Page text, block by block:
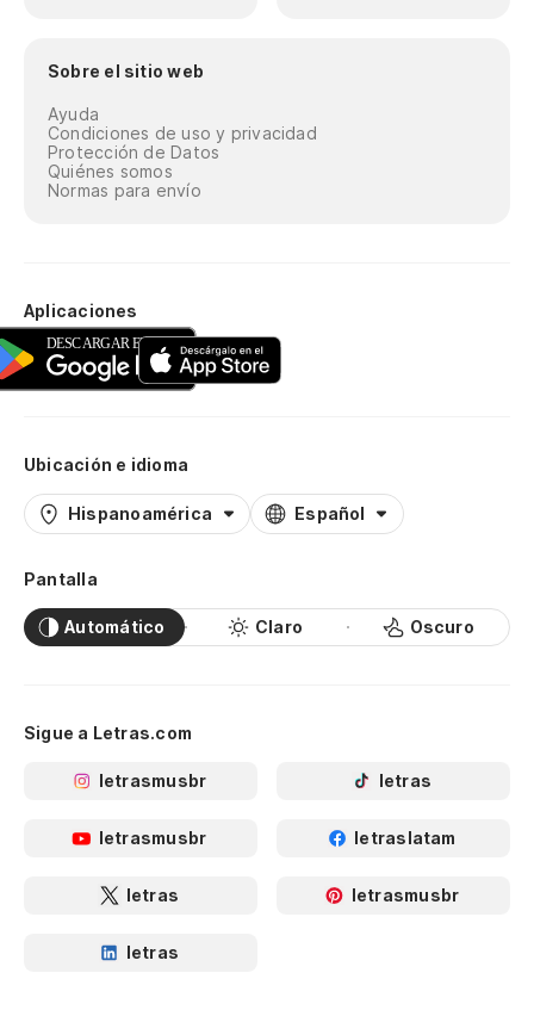
Sobre el sitio web
Ayuda
Condiciones de uso y privacidad
Protección de Datos
Quiénes somos
Normas para envío
Aplicaciones
Ubicación e idioma
Hispanoamérica Español
Pantalla
Automático Claro Oscuro
Sigue a Letras.com
letrasmusbr letras
letrasmusbr letraslatam
letras letrasmusbr
letras